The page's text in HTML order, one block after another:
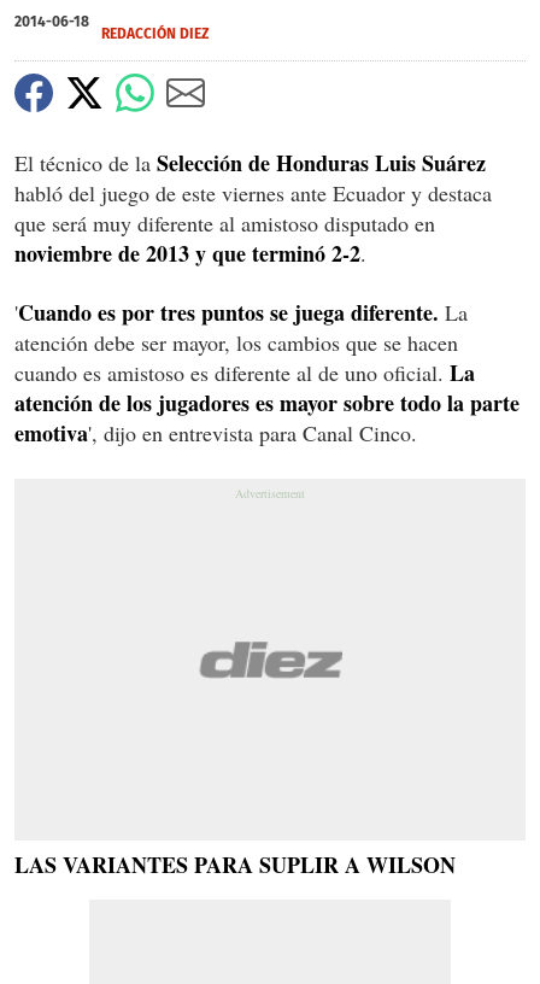
2014-06-18
REDACCIÓN DIEZ
El técnico de la Selección de Honduras Luis Suárez
habló del juego de este viernes ante Ecuador y destaca
que será muy diferente al amistoso disputado en
noviembre de 2013 y que terminó 2-2.
'Cuando es por tres puntos se juega diferente. La
atención debe ser mayor, los cambios que se hacen
cuando es amistoso es diferente al de uno oficial. La
atención de los jugadores es mayor sobre todo la parte
emotiva', dijo en entrevista para Canal Cinco.
LAS VARIANTES PARA SUPLIR A WILSON